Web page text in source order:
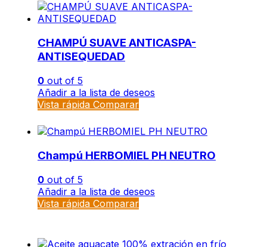
CHAMPÚ SUAVE ANTICASPA-
ANTISEQUEDAD
0 out of 5
Añadir a la lista de deseos
Vista rápida Comparar
Champú HERBOMIEL PH NEUTRO
0 out of 5
Añadir a la lista de deseos
Vista rápida Comparar